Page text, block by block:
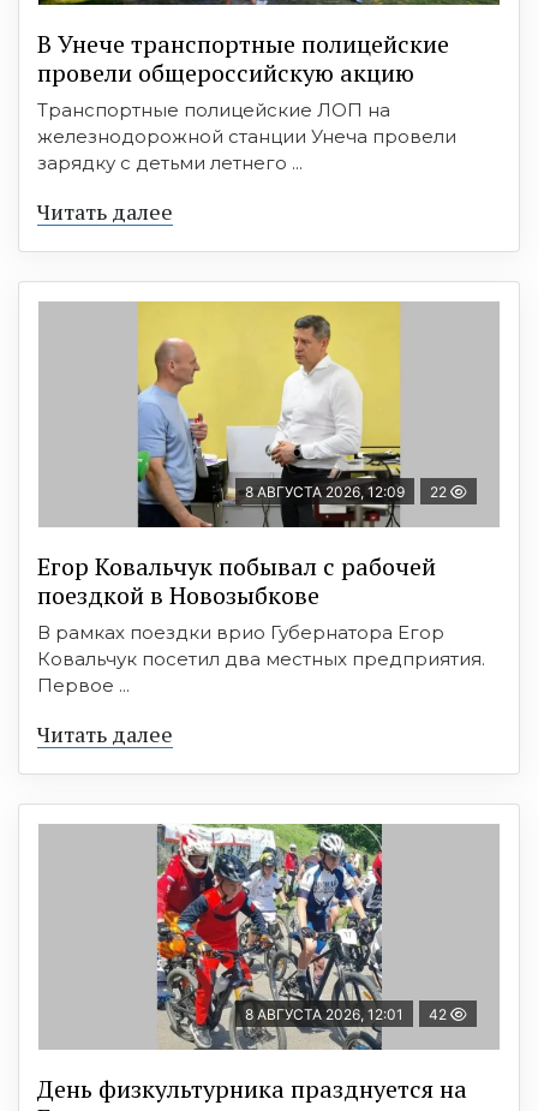
В Унече транспортные полицейские
провели общероссийскую акцию
Транспортные полицейские ЛОП на
железнодорожной станции Унеча провели
зарядку с детьми летнего ...
Читать далее
8 АВГУСТА 2026, 12:09 22
Егор Ковальчук побывал с рабочей
поездкой в Новозыбкове
В рамках поездки врио Губернатора Егор
Ковальчук посетил два местных предприятия.
Первое ...
Читать далее
8 АВГУСТА 2026, 12:01 42
День физкультурника празднуется на